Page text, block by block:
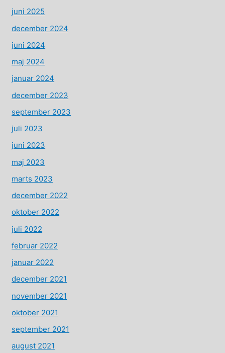
juni 2025
december 2024
juni 2024
maj 2024
januar 2024
december 2023
september 2023
juli 2023
juni 2023
maj 2023
marts 2023
december 2022
oktober 2022
juli 2022
februar 2022
januar 2022
december 2021
november 2021
oktober 2021
september 2021
august 2021